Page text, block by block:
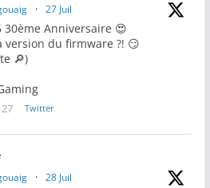
· 27 Juil
30ème Anniversaire 😍
version du firmware ?! 😏
🔎)
27 Twitter
· 28 Juil